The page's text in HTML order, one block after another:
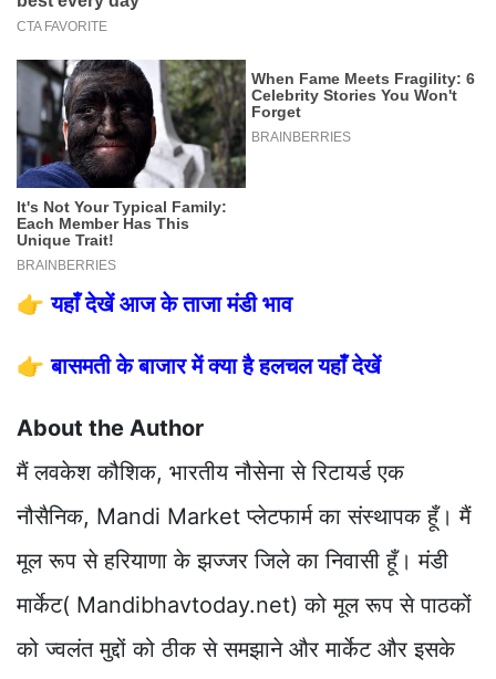
👉यहाँ देखें आज के ताजा मंडी भाव
👉बासमती के बाजार में क्या है हलचल यहाँ देखें
About the Author
मैं लवकेश कौशिक, भारतीय नौसेना से रिटायर्ड एक
नौसैनिक, Mandi Market प्लेटफार्म का संस्थापक हूँ। मैं
मूल रूप से हरियाणा के झज्जर जिले का निवासी हूँ। मंडी
मार्केट( Mandibhavtoday.net) को मूल रूप से पाठकों
को ज्वलंत मुद्दों को ठीक से समझाने और मार्केट और इसके